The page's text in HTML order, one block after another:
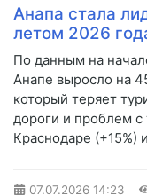
Анапа стала
летом 2026
По данным на
Анапе выросло на
который теряет
дороги и проблем
Краснодаре (+15%)
07.07.2026 14:23